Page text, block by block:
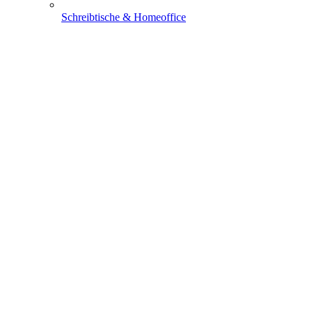
Schreibtische & Homeoffice